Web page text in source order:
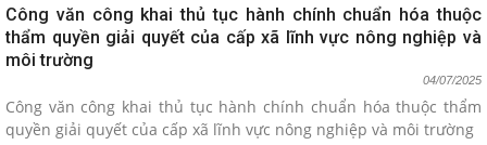
Công văn công khai thủ tục hành chính chuẩn hóa thuộc
thẩm quyền giải quyết của cấp xã lĩnh vực nông nghiệp và
môi trường
04/07/2025
Công văn công khai thủ tục hành chính chuẩn hóa thuộc thẩm
quyền giải quyết của cấp xã lĩnh vực nông nghiệp và môi trường